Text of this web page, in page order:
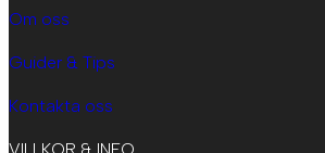
Om oss
Guider & Tips
Kontakta oss